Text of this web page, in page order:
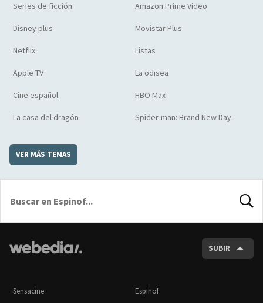
Series de ficción Amazon Prime Video
Disney plus Movistar Plus
Netflix Listas
Apple TV La odisea
Cine español HBO Max
La casa del dragón Spider-man: Brand New Day
VER MÁS TEMAS
SUBIR
Sensacine Espinof